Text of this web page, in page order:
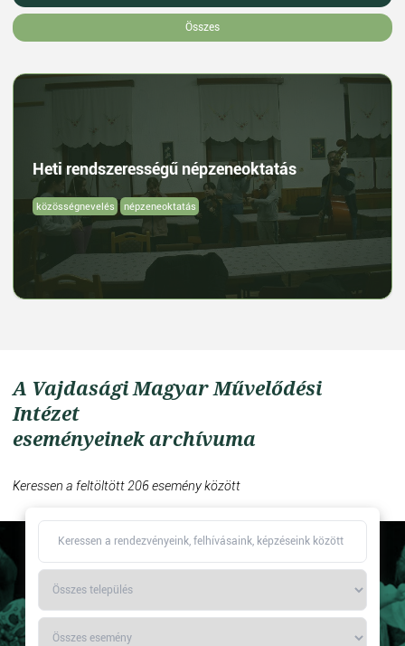
Összes
Heti rendszerességű népzeneoktatás
közösségnevelés népzeneoktatás
A Vajdasági Magyar Művelődési
Intézet
eseményeinek archívuma
Keressen a feltöltött 206 esemény között